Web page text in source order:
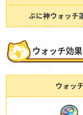
ぷに神ウォッチ
ウォッチ効果
ウォッチ